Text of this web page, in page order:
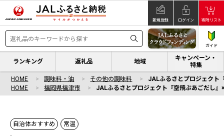
新規登録 ログイン 寄附リスト
ガイド
ランキング 返礼品 地域
キャンペーン・
特集
HOME 調味料・油 その他の調味料
JALふるさとプロジェクト
HOME
福岡県福津市 JALふるさとプロジェクト『空飛ぶあごだし
自治体おすすめ 常温